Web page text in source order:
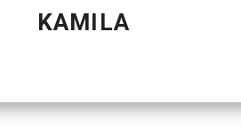
KAMILA